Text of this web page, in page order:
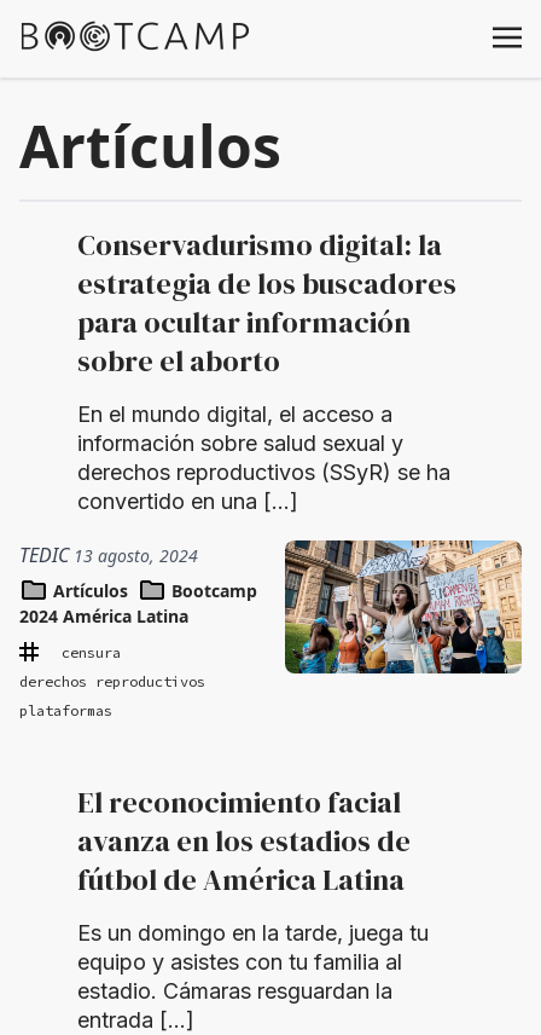
Artículos
Conservadurismo digital: la
estrategia de los buscadores
para ocultar información
sobre el aborto
En el mundo digital, el acceso a
información sobre salud sexual y
derechos reproductivos (SSyR) se ha
convertido en una […]
TEDIC 13 agosto, 2024
Artículos
Bootcamp
2024 América Latina
censura
derechos reproductivos
plataformas
El reconocimiento facial
avanza en los estadios de
fútbol de América Latina
Es un domingo en la tarde, juega tu
equipo y asistes con tu familia al
estadio. Cámaras resguardan la
entrada […]